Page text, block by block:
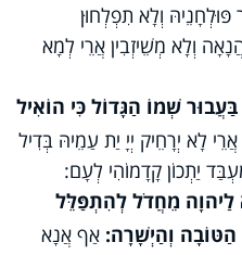
וְלָא תִפְלְחוּן
וְלָא מְשֵׁיזְבִין אֲרֵי לְמָא
שְׁמוֹ הַגָּדוֹל כִּי הוֹאִיל
אֲרֵי לָא יְרָחֵיק יְיָ יַת עַמֵיהּ בְּדִיל
יַתְכוֹן קָדָמוֹהִי לְעָם:
לַיהוָה מֵחֲדֹל לְהִתְפַּלֵּל
הַטּוֹבָה וְהַיְשָׁרָה: אַף אֲנָא